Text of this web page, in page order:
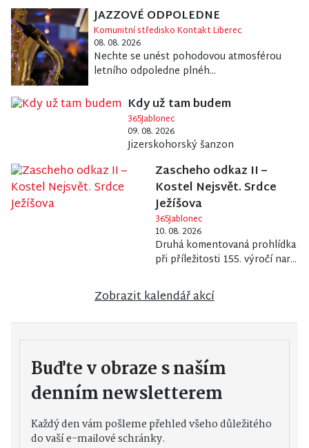
JAZZOVÉ ODPOLEDNE
Komunitní středisko Kontakt Liberec
08. 08. 2026
Nechte se unést pohodovou atmosférou
letního odpoledne plnéh...
Kdy už tam budem
365Jablonec
09. 08. 2026
Jizerskohorský šanzon
Zascheho odkaz II –
Kostel Nejsvět. Srdce
Ježíšova
365Jablonec
10. 08. 2026
Druhá komentovaná prohlídka
při příležitosti 155. výročí nar...
Zobrazit kalendář akcí
Buďte v obraze s naším
denním newsletterem
Každý den vám pošleme přehled všeho důležitého
do vaší e-mailové schránky.